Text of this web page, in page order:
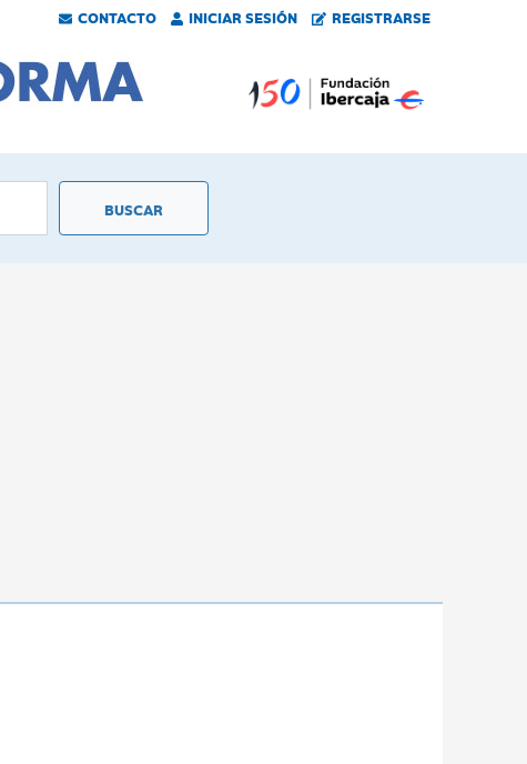
CONTACTO INICIAR SESIÓN REGISTRARSE